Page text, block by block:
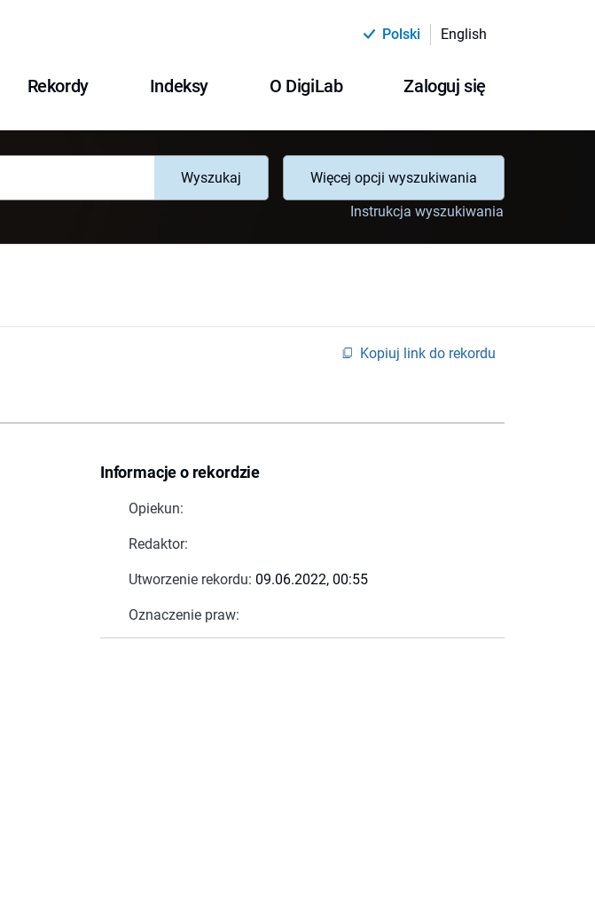
Polski English
Rekordy Indeksy O DigiLab Zaloguj się
Wyszukaj
Więcej opcji wyszukiwania
Instrukcja wyszukiwania
Kopiuj link do rekordu
Informacje o rekordzie
Opiekun:
Redaktor:
Utworzenie rekordu: 09.06.2022, 00:55
Oznaczenie praw: